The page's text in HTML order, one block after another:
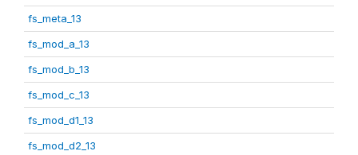
fs_meta_13
fs_mod_a_13
fs_mod_b_13
fs_mod_c_13
fs_mod_d1_13
fs_mod_d2_13